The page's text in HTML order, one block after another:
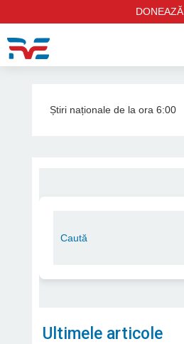
DONEAZĂ
Știri naționale de la ora 6:00
Ultimele articole